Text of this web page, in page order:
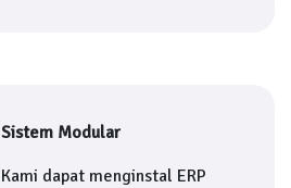
Sistem Modular
Kami dapat menginstal ERP